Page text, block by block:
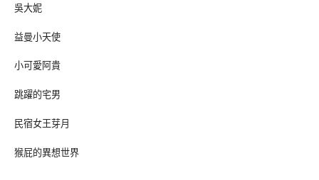
吳大妮
益曼小天使
小可愛阿貴
跳躍的宅男
民宿女王芽月
猴屁的異想世界